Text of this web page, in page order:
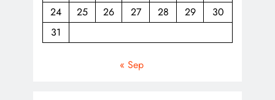
24
25 26 27 28 29
30
31
« Sep